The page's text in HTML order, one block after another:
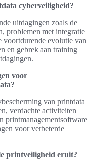
cyberveiligheid?
uitdagingen zoals de
problemen met integratie
evolutie van
en gebrek aan training
voor
van printdata
verdachte activiteiten
printmanagementsoftware
voor verbeterde
printveiligheid eruit?